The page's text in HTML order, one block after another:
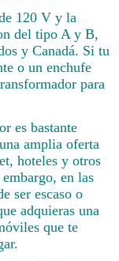
120 V y la
del tipo A y B,
y Canadá. Si tu
o un enchufe
para
es bastante
amplia oferta
hoteles y otros
en las
ser escaso o
adquieras una
que te